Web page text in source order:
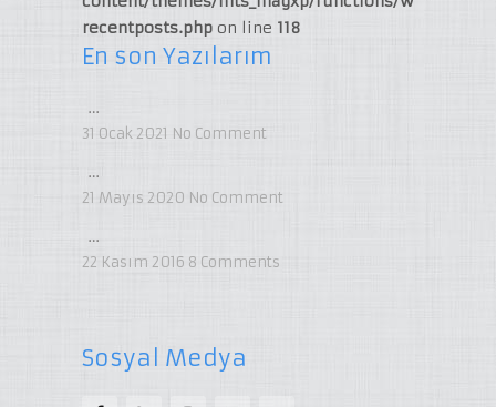
recentposts.phpon line 118
En son Yazılarım
…
31 Ocak 2021 No Comment
…
21 Mayıs 2020 No Comment
…
22 Kasım 2016 8 Comments
Sosyal Medya